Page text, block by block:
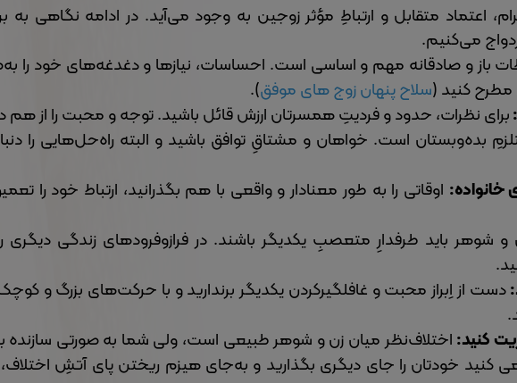
اعتماد متقابل و ارتباطِ مؤثر زوجین به وجود می‌آید. در ادامه نگاهی به
می‌کنیم.
باز و صادقانه مهم و اساسی است. احساسات، نیازها و دغدغه‌های خود را
مطرح کنید (سلاح پنهان زوج های موفق).
برای نظرات، حدود و فردیتِ همسرتان ارزش قائل باشید. توجه و محبت را از هم
بده‌وبستان است. خواهان و مشتاقِ توافق باشید و البته راه‌حل‌هایی را
خانواده: اوقاتی را به طور معنادار و واقعی با هم بگذرانید، ارتباط خود را
و شوهر باید طرفدارِ متعصبِ یکدیگر باشند. در فرازوفرودهای زندگی دیگری
دست از اِبراز محبت و غافلگیرکردن یکدیگر برندارید و با حرکت‌های بزرگ و
کنید:اختلاف‌نظر میان زن و شوهر طبیعی است، ولی شما به صورتی سازنده
کنید خودتان را جای دیگری بگذارید و به‌جای هیزم ریختن پای آتشِ